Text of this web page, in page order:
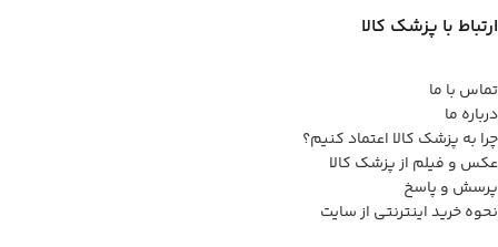
ارتباط با پزشک کالا
تماس با ما
درباره ما
چرا به پزشک کالا اعتماد کنیم؟
عکس و فیلم از پزشک کالا
پرسش و پاسخ
نحوه خرید اینترنتی از سایت